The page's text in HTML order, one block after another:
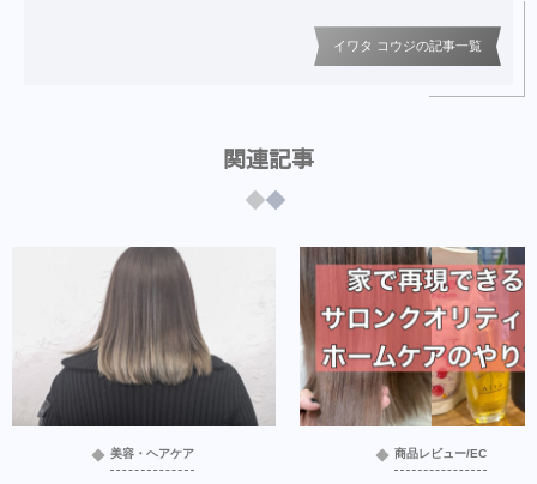
イワタ コウジの記事一覧
関連記事
美容・ヘアケア 商品レビュー/EC